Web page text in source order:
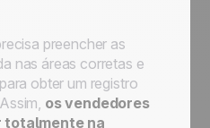
preencher as
nas áreas corretas e
obter um registro
os vendedores
totalmente na